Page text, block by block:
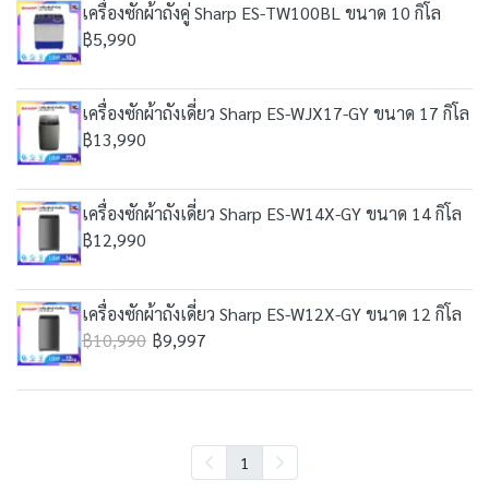
เครื่องซักผ้าถังคู่ Sharp ES-TW100BL ขนาด 10 กิโล
฿5,990
เครื่องซักผ้าถังเดี่ยว Sharp ES-WJX17-GY ขนาด 17 กิโล
฿13,990
เครื่องซักผ้าถังเดี่ยว Sharp ES-W14X-GY ขนาด 14 กิโล
฿12,990
เครื่องซักผ้าถังเดี่ยว Sharp ES-W12X-GY ขนาด 12 กิโล
฿10,990 ฿9,997
1